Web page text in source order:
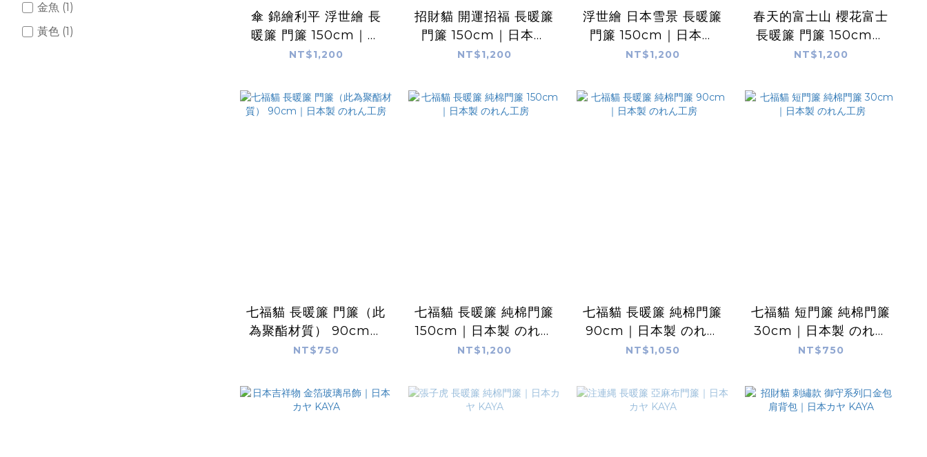
金魚 (1)
黃色 (1)
傘 錦繪利平 浮世繪 長
暖簾 門簾 150cm｜日
本製 のれん工房
NT$1,200
招財貓 開運招福 長暖簾
門簾 150cm｜日本製
のれん工房
NT$1,200
浮世繪 日本雪景 長暖簾
門簾 150cm｜日本製
のれん工房
NT$1,200
春天的富士山 櫻花富士
長暖簾 門簾 150cm｜
日本製 のれん工房
NT$1,200
七福貓 長暖簾 門簾（此
為聚酯材質） 90cm｜
日本製 のれん工房
NT$750
七福貓 長暖簾 純棉門簾
150cm｜日本製 のれん
工房
NT$1,200
七福貓 長暖簾 純棉門簾
90cm｜日本製 のれん
工房
NT$1,050
七福貓 短門簾 純棉門簾
30cm｜日本製 のれん
工房
NT$750